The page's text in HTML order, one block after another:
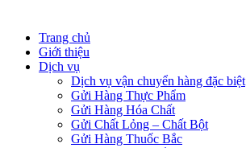
Trang chủ
Giới thiệu
Dịch vụ
Dịch vụ vận chuyển hàng đặc biệt
Gửi Hàng Thực Phẩm
Gửi Hàng Hóa Chất
Gửi Chất Lỏng – Chất Bột
Gửi Hàng Thuốc Bắc